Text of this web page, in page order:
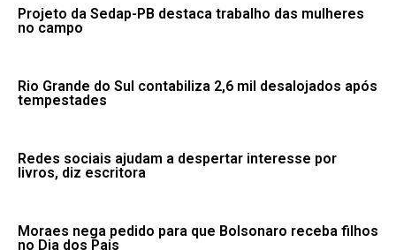
Projeto da Sedap-PB destaca trabalho das mulheres
no campo
Rio Grande do Sul contabiliza 2,6 mil desalojados após
tempestades
Redes sociais ajudam a despertar interesse por
livros, diz escritora
Moraes nega pedido para que Bolsonaro receba filhos
no Dia dos Pais